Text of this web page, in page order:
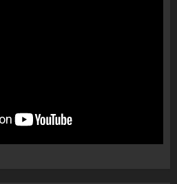
emigranti shqiptar.
dhe shoferi i kamionit me
u përplas makina e